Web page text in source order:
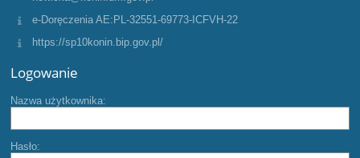
e-Doręczenia AE:PL-32551-69773-ICFVH-22
https://sp10konin.bip.gov.pl/
Logowanie
Nazwa użytkownika:
Hasło: